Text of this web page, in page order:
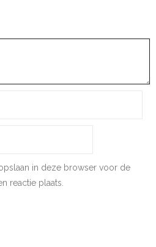
in deze browser voor de
reactie plaats.